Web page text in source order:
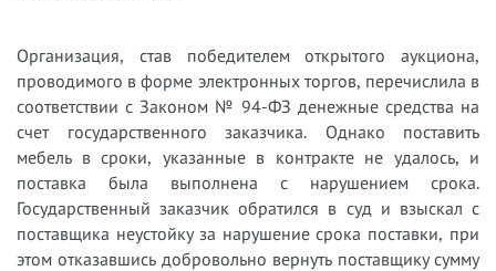
Организация, став победителем открытого аукциона,
проводимого в форме электронных торгов, перечислила в
соответствии с Законом № 94-ФЗ денежные средства на
счет государственного заказчика. Однако поставить
мебель в сроки, указанные в контракте не удалось, и
поставка была выполнена с нарушением срока.
Государственный заказчик обратился в суд и взыскал с
поставщика неустойку за нарушение срока поставки, при
этом отказавшись добровольно вернуть поставщику сумму